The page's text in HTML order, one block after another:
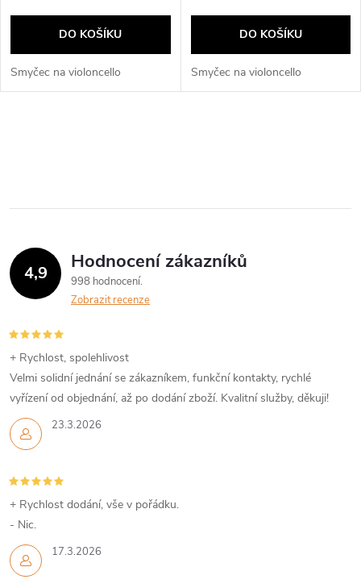
DO KOŠÍKU
Smyčec na violoncello
DO KOŠÍKU
Smyčec na violoncello
l
d
a
c
í
p
r
k
y
v
4,9 Hodnocení zákazníků
998 hodnocení
Zobrazit recenze
23.3.2026
+ Rychlost, spolehlivost
Velmi solidní jednání se zákazníkem, funkční kontakty, rychlé
vyřízení od objednání, až po dodání zboží. Kvalitní služby, děkuji!
17.3.2026
+ Rychlost dodání, vše v pořádku.
- Nic.